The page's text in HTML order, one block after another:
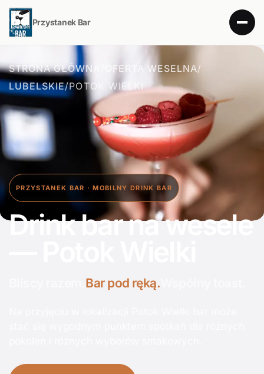
Przystanek Bar
STRONA GŁÓWNA OFERTA WESELNA/
LUBELSKIE/POTOK WIELKI
PRZYSTANEK BAR · MOBILNY DRINK BAR
Drink bar na wesele
Bar pod ręką.